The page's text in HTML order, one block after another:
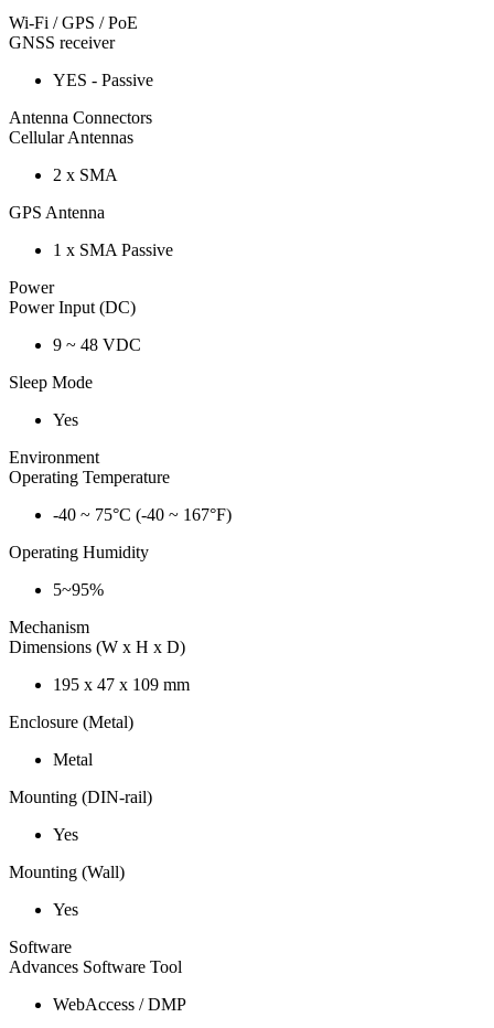
Wi-Fi / GPS / PoE
GNSS receiver
YES - Passive
Antenna Connectors
Cellular Antennas
2 x SMA
GPS Antenna
1 x SMA Passive
Power
Power Input (DC)
9 ~ 48 VDC
Sleep Mode
Yes
Environment
Operating Temperature
-40 ~ 75°C (-40 ~ 167°F)
Operating Humidity
5~95%
Mechanism
Dimensions (W x H x D)
195 x 47 x 109 mm
Enclosure (Metal)
Metal
Mounting (DIN-rail)
Yes
Mounting (Wall)
Yes
Software
Advances Software Tool
WebAccess / DMP